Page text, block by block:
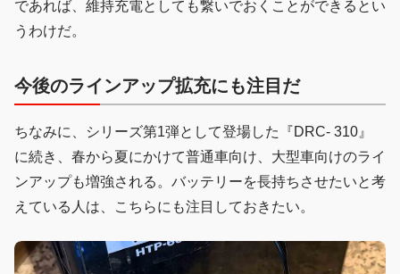
であれば、維持充電としても繋いでおくことができるとい
うわけだ。
今後のラインアップ拡充にも注目だ
ちなみに、シリーズ第1弾として登場した『DRC- 310』
に続き、春から夏にかけて普通車向け、大型車向けのライ
ンアップも増強される。バッテリーを長持ちさせたいと考
えている人は、こちらにも注目しておきたい。